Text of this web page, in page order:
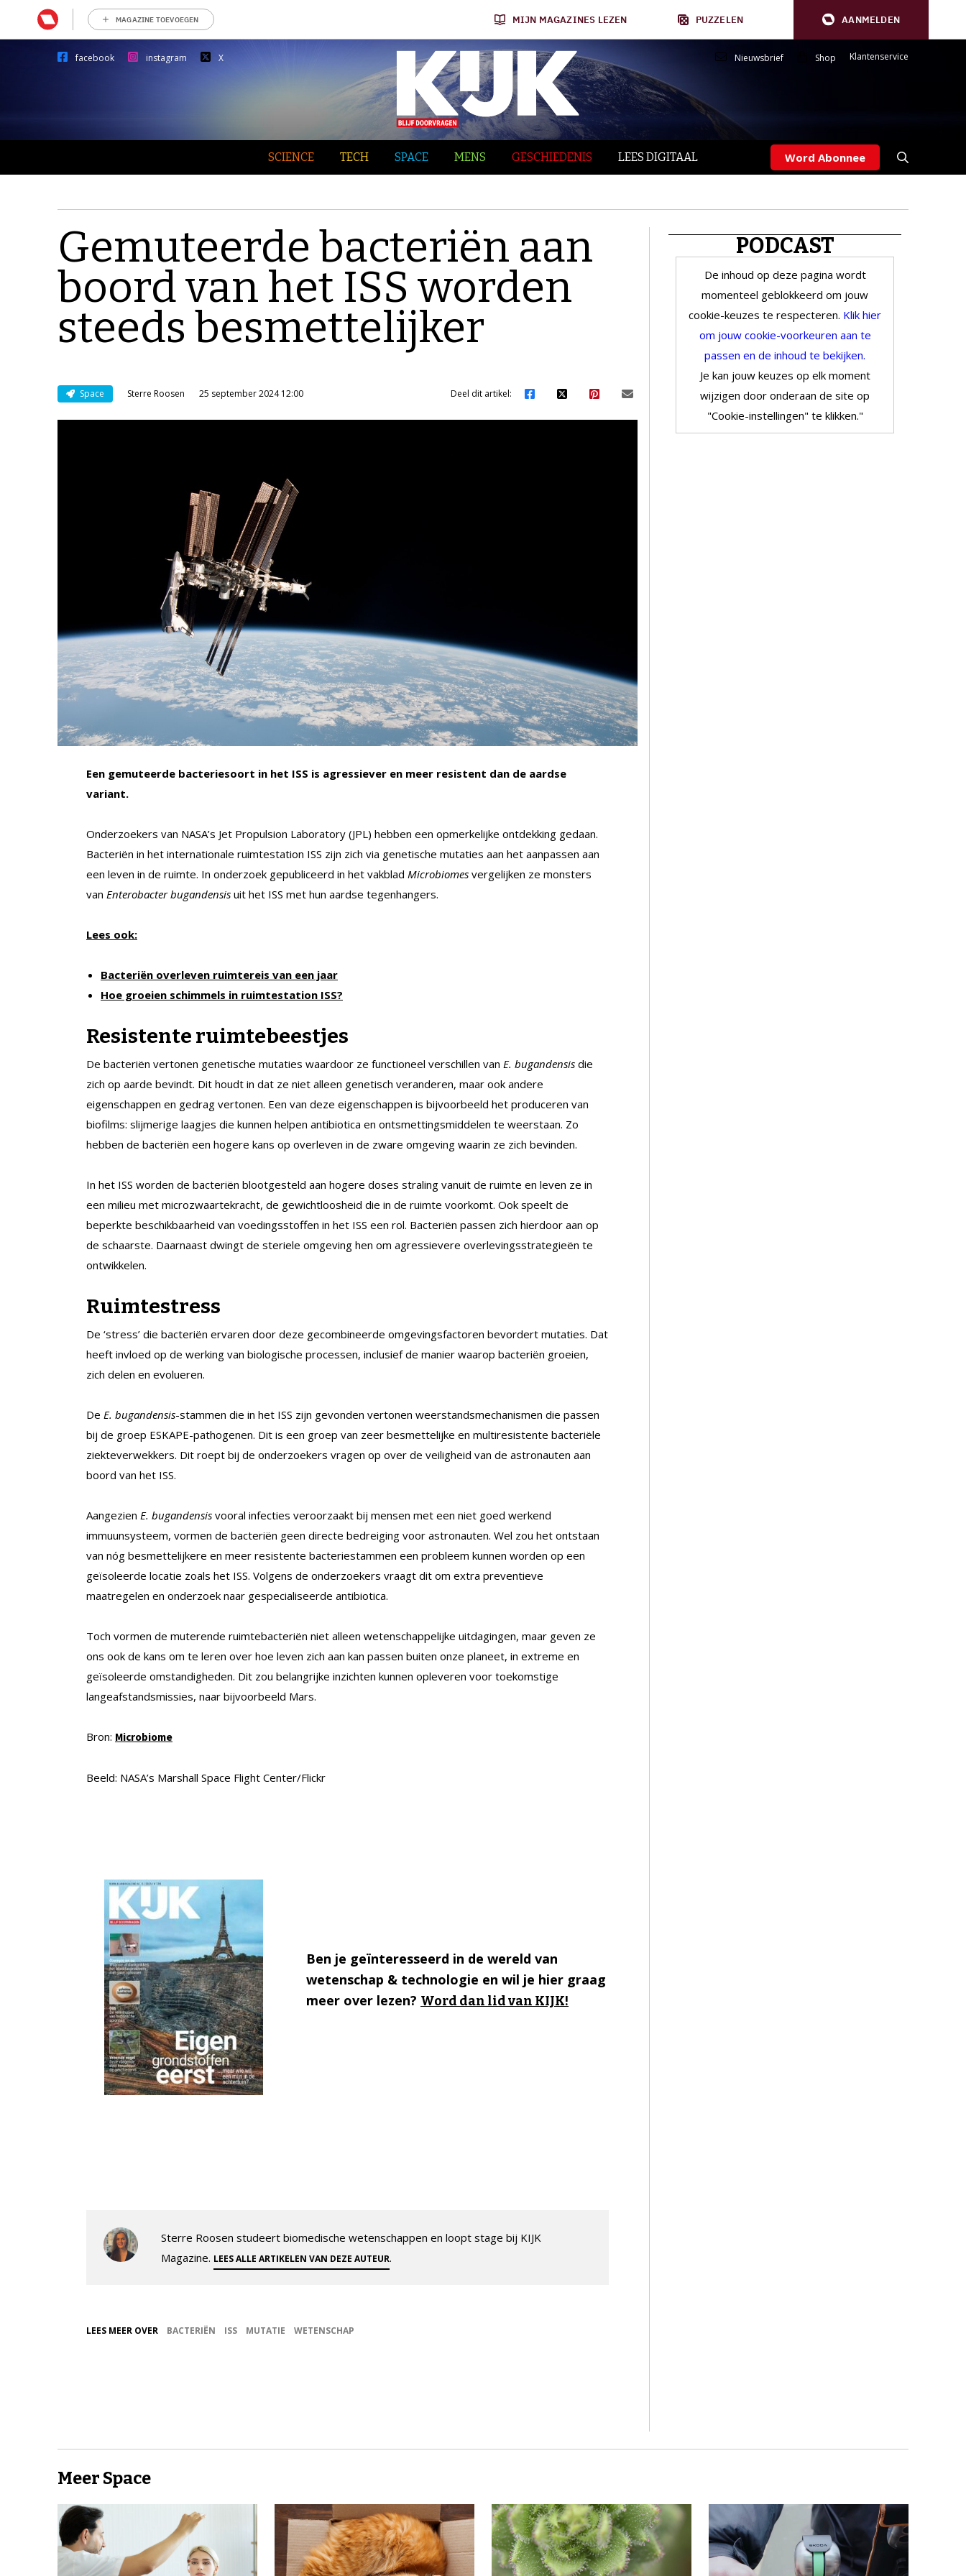
MAGAZINE TOEVOEGEN MIJN MAGAZINES LEZEN PUZZELEN AANMELDEN
facebook instagram X Nieuwsbrief Shop Klantenservice
SCIENCE TECH SPACE MENS GESCHIEDENIS LEES DIGITAAL Word Abonnee
Gemuteerde bacteriën aan
boord van het ISS worden
steeds besmettelijker
Space Sterre Roosen 25 september 2024 12:00 Deel dit artikel:
Een gemuteerde bacteriesoort in het ISS is agressiever en meer resistent dan de aardse
variant.
Onderzoekers van NASA’s Jet Propulsion Laboratory (JPL) hebben een opmerkelijke ontdekking gedaan.
Bacteriën in het internationale ruimtestation ISS zijn zich via genetische mutaties aan het aanpassen aan
een leven in de ruimte. In onderzoek gepubliceerd in het vakblad Microbiomes vergelijken ze monsters
van Enterobacter bugandensis uit het ISS met hun aardse tegenhangers.
Lees ook:
Bacteriën overleven ruimtereis van een jaar
Hoe groeien schimmels in ruimtestation ISS?
Resistente ruimtebeestjes
De bacteriën vertonen genetische mutaties waardoor ze functioneel verschillen van E. bugandensis die
zich op aarde bevindt. Dit houdt in dat ze niet alleen genetisch veranderen, maar ook andere
eigenschappen en gedrag vertonen. Een van deze eigenschappen is bijvoorbeeld het produceren van
biofilms: slijmerige laagjes die kunnen helpen antibiotica en ontsmettingsmiddelen te weerstaan. Zo
hebben de bacteriën een hogere kans op overleven in de zware omgeving waarin ze zich bevinden.
In het ISS worden de bacteriën blootgesteld aan hogere doses straling vanuit de ruimte en leven ze in
een milieu met microzwaartekracht, de gewichtloosheid die in de ruimte voorkomt. Ook speelt de
beperkte beschikbaarheid van voedingsstoffen in het ISS een rol. Bacteriën passen zich hierdoor aan op
de schaarste. Daarnaast dwingt de steriele omgeving hen om agressievere overlevingsstrategieën te
ontwikkelen.
Ruimtestress
De ‘stress’ die bacteriën ervaren door deze gecombineerde omgevingsfactoren bevordert mutaties. Dat
heeft invloed op de werking van biologische processen, inclusief de manier waarop bacteriën groeien,
zich delen en evolueren.
De E. bugandensis-stammen die in het ISS zijn gevonden vertonen weerstandsmechanismen die passen
bij de groep ESKAPE-pathogenen. Dit is een groep van zeer besmettelijke en multiresistente bacteriële
ziekteverwekkers. Dit roept bij de onderzoekers vragen op over de veiligheid van de astronauten aan
boord van het ISS.
Aangezien E. bugandensis vooral infecties veroorzaakt bij mensen met een niet goed werkend
immuunsysteem, vormen de bacteriën geen directe bedreiging voor astronauten. Wel zou het ontstaan
van nóg besmettelijkere en meer resistente bacteriestammen een probleem kunnen worden op een
geïsoleerde locatie zoals het ISS. Volgens de onderzoekers vraagt dit om extra preventieve
maatregelen en onderzoek naar gespecialiseerde antibiotica.
Toch vormen de muterende ruimtebacteriën niet alleen wetenschappelijke uitdagingen, maar geven ze
ons ook de kans om te leren over hoe leven zich aan kan passen buiten onze planeet, in extreme en
geïsoleerde omstandigheden. Dit zou belangrijke inzichten kunnen opleveren voor toekomstige
langeafstandsmissies, naar bijvoorbeeld Mars.
Bron: Microbiome
Beeld: NASA’s Marshall Space Flight Center/Flickr
Ben je geïnteresseerd in de wereld van
wetenschap & technologie en wil je hier graag
meer over lezen? Word dan lid van KIJK!
Sterre Roosen studeert biomedische wetenschappen en loopt stage bij KIJK
Magazine. LEES ALLE ARTIKELEN VAN DEZE AUTEUR.
LEES MEER OVER BACTERIËN ISS MUTATIE WETENSCHAP
PODCAST
De inhoud op deze pagina wordt
momenteel geblokkeerd om jouw
cookie-keuzes te respecteren. Klik hier
om jouw cookie-voorkeuren aan te
passen en de inhoud te bekijken.
Je kan jouw keuzes op elk moment
wijzigen door onderaan de site op
"Cookie-instellingen" te klikken."
Meer Space